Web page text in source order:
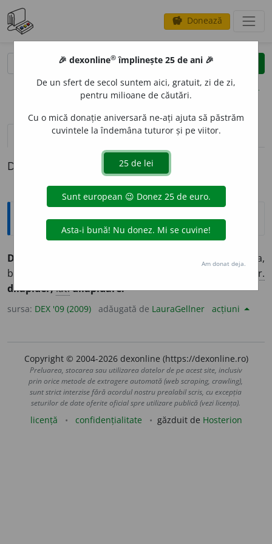
savings Donează
clear
opțiuni
definiții (1)
Definiția cu ID-ul 857050:
Explicative DEX
DELAPID
A sustrage, a fura,
bani sau alte bunuri din avutul statului. – Din
fr.
dilapider,lat.dilapidare.
sursa: DEX '09 (2009) adăugată de LauraGellner acțiuni
Copyright © 2004-2026 dexonline (https://dexonline.ro)
Preluarea, stocarea sau utilizarea datelor de pe acest site, inclusiv
prin orice metode de extragere automată (web scraping, crawling),
sunt strict interzise fără acordul nostru prealabil scris, cu excepția
seturilor de date oferite oficial spre utilizare publică (vezi licența).
licență confidențialitate găzduit de Hosterion
🎉 dexonline® împlinește 25 de ani 🎉
De un sfert de secol suntem aici, gratuit, zi de zi,
pentru milioane de căutări.
Cu o mică donație aniversară ne-ați ajuta să păstrăm
cuvintele la îndemâna tuturor și pe viitor.
Am donat deja.